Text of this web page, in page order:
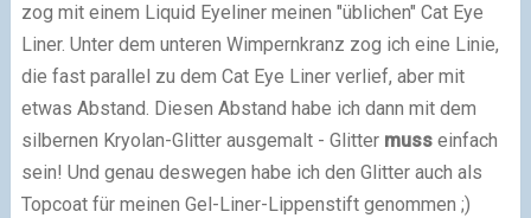
zog mit einem Liquid Eyeliner meinen "üblichen" Cat Eye
Liner. Unter dem unteren Wimpernkranz zog ich eine Linie,
die fast parallel zu dem Cat Eye Liner verlief, aber mit
etwas Abstand. Diesen Abstand habe ich dann mit dem
silbernen Kryolan-Glitter ausgemalt - Glitter musseinfach
sein! Und genau deswegen habe ich den Glitter auch als
Topcoat für meinen Gel-Liner-Lippenstift genommen ;)